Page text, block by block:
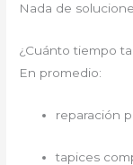
Nada de
¿Cuánto tiempo
En promedio:
reparación
tapices